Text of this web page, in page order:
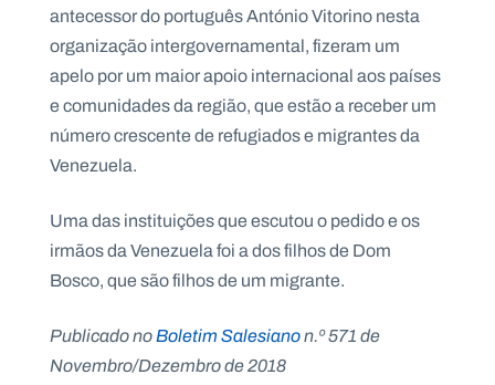
antecessor do português António Vitorino nesta
organização intergovernamental, fizeram um
apelo por um maior apoio internacional aos países
e comunidades da região, que estão a receber um
número crescente de refugiados e migrantes da
Venezuela.
Uma das instituições que escutou o pedido e os
irmãos da Venezuela foi a dos filhos de Dom
Bosco, que são filhos de um migrante.
Publicado noBoletim Salesianon.º 571 de
Novembro/Dezembro de 2018